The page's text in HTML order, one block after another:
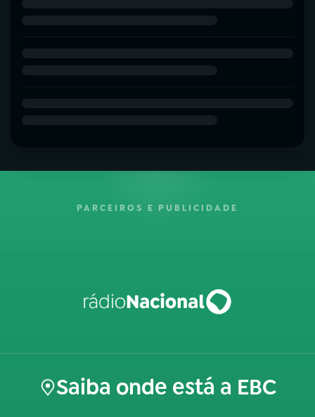
PARCEIROS E PUBLICIDADE
Saiba onde está a EBC